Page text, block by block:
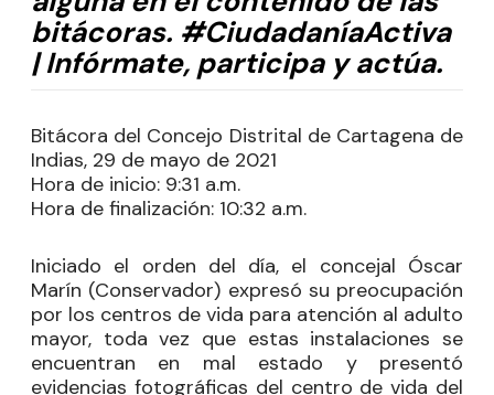
bitácoras. #CiudadaníaActiva
| Infórmate, participa y actúa.
Bitácora del Concejo Distrital de Cartagena de
Indias, 29 de mayo de 2021
Hora de inicio: 9:31 a.m.
Hora de finalización: 10:32 a.m.
Iniciado el orden del día, el concejal Óscar
Marín (Conservador) expresó su preocupación
por los centros de vida para atención al adulto
mayor, toda vez que estas instalaciones se
encuentran en mal estado y presentó
evidencias fotográficas del centro de vida del